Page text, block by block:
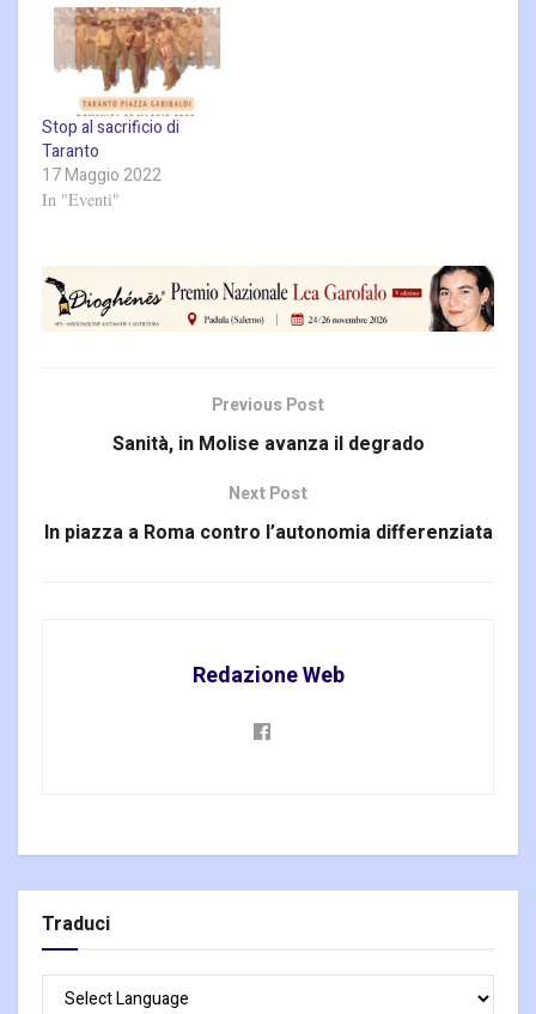
Stop al sacrificio di
Taranto
17 Maggio 2022
In "Eventi"
Previous Post
Sanità, in Molise avanza il degrado
Next Post
In piazza a Roma contro l’autonomia differenziata
Redazione Web
Traduci